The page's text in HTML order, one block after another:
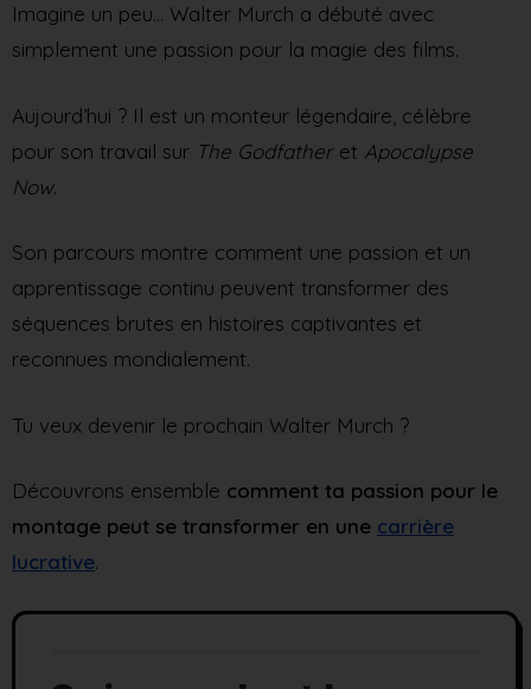
Imagine un peu… Walter Murch a débuté avec
simplement une passion pour la magie des films.
Aujourd’hui ? Il est un monteur légendaire, célèbre
pour son travail sur The Godfatheret Apocalypse
Now.
Son parcours montre comment une passion et un
apprentissage continu peuvent transformer des
séquences brutes en histoires captivantes et
reconnues mondialement.
Tu veux devenir le prochain Walter Murch ?
Découvrons ensemble comment ta passion pour le
montage peut se transformer en une carrière
lucrative.